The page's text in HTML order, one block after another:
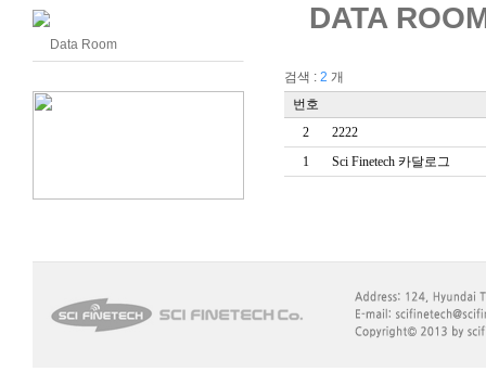
Data Room
DATA
검색 : 2 개
번호
2
2222
1
Sci Finetech 카달로그